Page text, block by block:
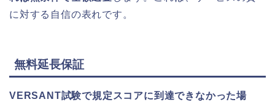
に対する自信の表れです。
無料延長保証
VERSANT試験で規定スコアに到達できなかった場